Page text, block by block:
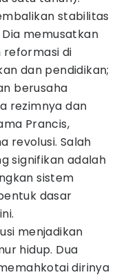
stabilitas
memusatkan
di
dan pendidikan;
berusaha
rezimnya dan
Prancis,
revolusi. Salah
signifikan adalah
sistem
dasar
menjadikan
hidup. Dua
dirinya